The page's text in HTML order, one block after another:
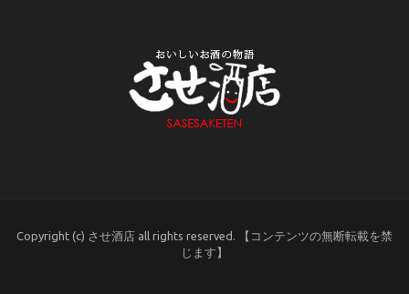
Copyright (c) させ酒店 all rights reserved. 【コンテンツの無断転載を禁
じます】